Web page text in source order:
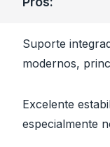
Suporte
modernos,
Excelente
especialmente